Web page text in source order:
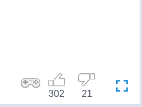
21
302